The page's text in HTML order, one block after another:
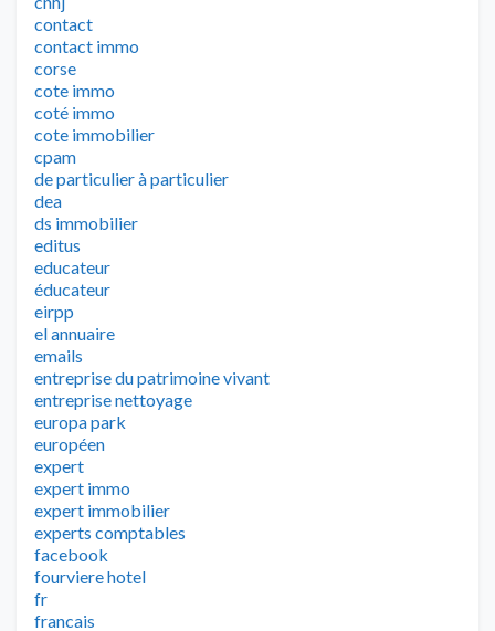
contact
contact immo
corse
cote immo
coté immo
cote immobilier
cpam
de particulier à particulier
dea
ds immobilier
editus
educateur
éducateur
eirpp
el annuaire
emails
entreprise du patrimoine vivant
entreprise nettoyage
europa park
européen
expert
expert immo
expert immobilier
experts comptables
facebook
fourviere hotel
fr
francais